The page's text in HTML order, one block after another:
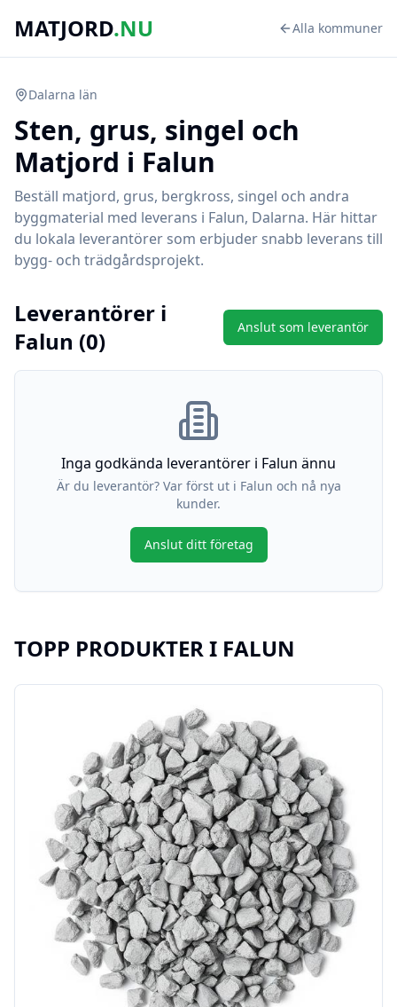
MATJORD.NU Alla kommuner
Dalarna län
Sten, grus, singel och
Matjord i Falun
Beställ matjord, grus, bergkross, singel och andra
byggmaterial med leverans i Falun, Dalarna. Här hittar
du lokala leverantörer som erbjuder snabb leverans till
bygg- och trädgårdsprojekt.
Leverantörer i
Falun (0) Anslut som leverantör
Inga godkända leverantörer i Falun ännu
Är du leverantör? Var först ut i Falun och nå nya
kunder.
Anslut ditt företag
TOPP PRODUKTER I FALUN